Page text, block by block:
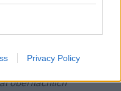
Privacy Policy
mehr
auf einmal,
oberflächlich